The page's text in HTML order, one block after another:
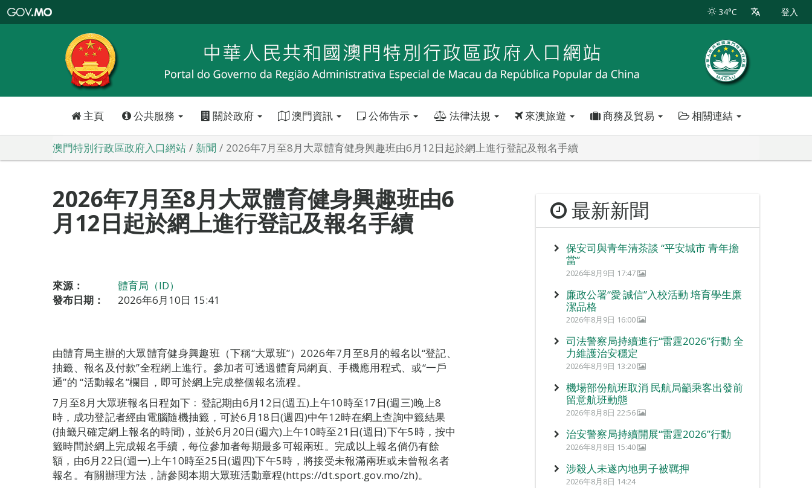
特
政
區
政
口
34°C 登入
主頁 公共服務 關於政府 澳門資訊 公佈告示 法律法規 來澳旅遊 商務及貿易 相關連結
澳門特別行政區政府入口網站 新聞 2026年7月至8月大眾體育健身興趣班由6月12日起於網上進行登記及報名手續
2026年7月至8月大眾體育健身興趣班由6
月12日起於網上進行登記及報名手續
來源：
體育局（ID）
發布日期：
2026年6月10日 15:41
由體育局主辦的大眾體育健身興趣班（下稱“大眾班”）2026年7月至8月的報名以“登記、
抽籤、報名及付款”全程網上進行。參加者可透過體育局網頁、手機應用程式、或“一戶
通”的 “活動報名”欄目，即可於網上完成整個報名流程。
7月至8月大眾班報名日程如下﹕登記期由6月12日(週五)上午10時至17日(週三)晚上8
時，成功登記者經由電腦隨機抽籤，可於6月18日(週四)中午12時在網上查詢中籤結果
(抽籤只確定網上報名的時間)，並於6月20日(週六)上午10時至21日(週日)下午5時，按中
籤時間於網上完成報名手續，每位參加者每期最多可報兩班。完成以上報名倘仍有餘
額，由6月22日(週一)上午10時至25日(週四)下午5時，將接受未報滿兩班或未曾報名者
報名。有關辦理方法，請參閱本期大眾班活動章程(https://dt.sport.gov.mo/zh)。
最新新聞
保安司與青年清茶談 “平安城市 青年擔
當”
2026年8月9日 17:47
廉政公署“愛‧誠信”入校活動 培育學生廉
潔品格
2026年8月9日 16:00
司法警察局持續進行“雷霆2026”行動 全
力維護治安穩定
2026年8月9日 13:20
機場部份航班取消 民航局籲乘客出發前
留意航班動態
2026年8月8日 22:56
治安警察局持續開展“雷霆2026”行動
2026年8月8日 15:40
涉殺人未遂內地男子被羈押
2026年8月8日 14:24